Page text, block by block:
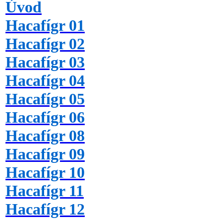
Úvod
Hacafígr 01
Hacafígr 02
Hacafígr 03
Hacafígr 04
Hacafígr 05
Hacafígr 06
Hacafígr 08
Hacafígr 09
Hacafígr 10
Hacafígr 11
Hacafígr 12